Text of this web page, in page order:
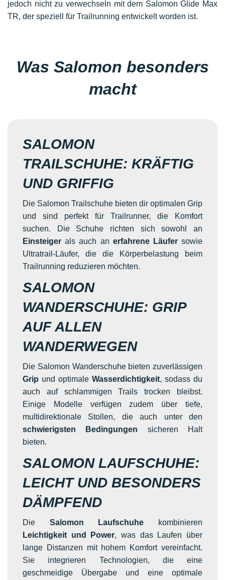
jedoch nicht zu verwechseln mit dem Salomon Glide Max
TR, der speziell für Trailrunning entwickelt worden ist.
Was Salomon besonders
macht
SALOMON
TRAILSCHUHE: KRÄFTIG
UND GRIFFIG
Die Salomon Trailschuhe bieten dir optimalen Grip
und sind perfekt für Trailrunner, die Komfort
suchen. Die Schuhe richten sich sowohl an
Einsteiger als auch an erfahrene Läufersowie
Ultratrail-Läufer, die die Körperbelastung beim
Trailrunning reduzieren möchten.
SALOMON
WANDERSCHUHE: GRIP
AUF ALLEN
WANDERWEGEN
Die Salomon Wanderschuhe bieten zuverlässigen
Grip und optimale Wasserdichtigkeit, sodass du
auch auf schlammigen Trails trocken bleibst.
Einige Modelle verfügen zudem über tiefe,
multidirektionale Stollen, die auch unter den
schwierigsten Bedingungen sicheren Halt
bieten.
SALOMON LAUFSCHUHE:
LEICHT UND BESONDERS
DÄMPFEND
Die Salomon Laufschuhe kombinieren
Leichtigkeit und Power, was das Laufen über
lange Distanzen mit hohem Komfort vereinfacht.
Sie integrieren Technologien, die eine
geschmeidige Übergabe und eine optimale